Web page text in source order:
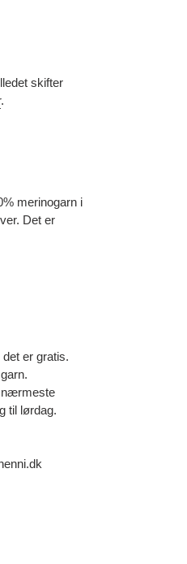
skifter
.
merinogarn i
Det er
er gratis.
nærmeste
til lørdag.